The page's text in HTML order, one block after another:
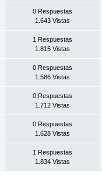
0 Respuestas
1.643 Vistas
1 Respuestas
1.815 Vistas
0 Respuestas
1.586 Vistas
0 Respuestas
1.712 Vistas
0 Respuestas
1.628 Vistas
1 Respuestas
1.834 Vistas